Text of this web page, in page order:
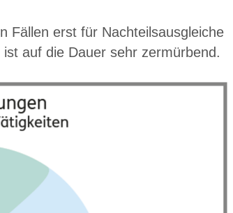
Fällen erst für Nachteilsausgleiche
auf die Dauer sehr zermürbend.